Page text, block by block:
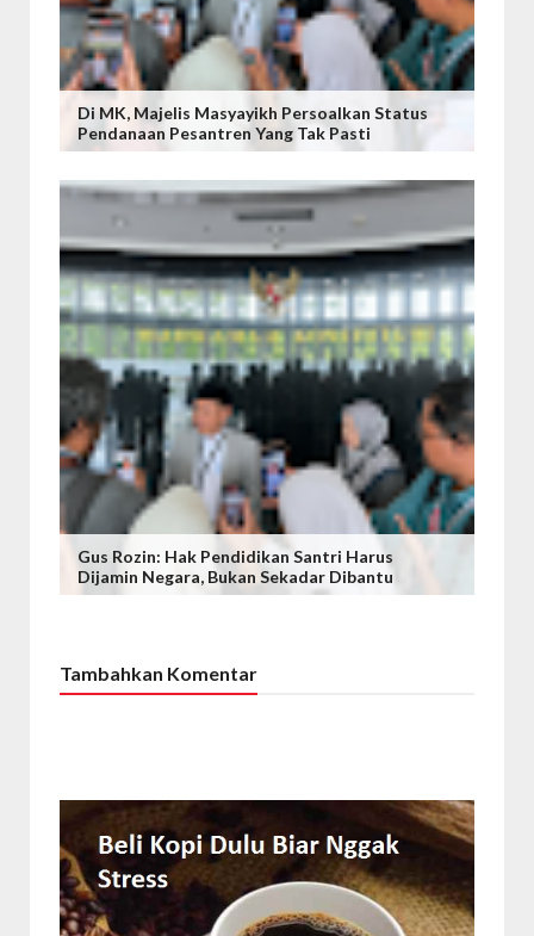
Di MK, Majelis Masyayikh Persoalkan Status
Pendanaan Pesantren Yang Tak Pasti
Gus Rozin: Hak Pendidikan Santri Harus
Dijamin Negara, Bukan Sekadar Dibantu
Tambahkan Komentar